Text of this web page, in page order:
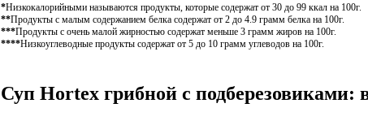
*Низкокалорийными называются продукты, которые содержат от 30 до 99 ккал на 100г.
**Продукты с малым содержанием белка содержат от 2 до 4.9 грамм белка на 100г.
***Продукты с очень малой жирностью содержат меньше 3 грамм жиров на 100г.
****Низкоуглеводные продукты содержат от 5 до 10 грамм углеводов на 100г.
Суп Hortex грибной с подберезовиками: